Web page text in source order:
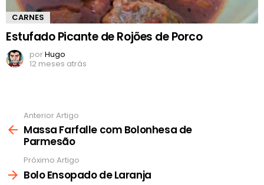
CARNES
Estufado Picante de Rojões de Porco
porHugo
12 meses atrás
mais
Anterior Artigo
Massa Farfalle com Bolonhesa de
Parmesão
Próximo Artigo
Bolo Ensopado de Laranja